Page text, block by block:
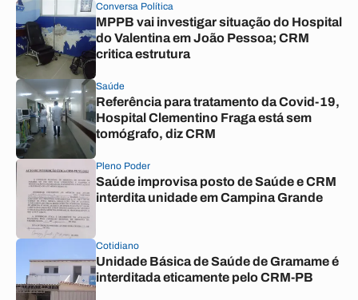
Conversa Política
MPPB vai investigar situação do Hospital
do Valentina em João Pessoa; CRM
critica estrutura
Saúde
Referência para tratamento da Covid-19,
Hospital Clementino Fraga está sem
tomógrafo, diz CRM
Pleno Poder
Saúde improvisa posto de Saúde e CRM
interdita unidade em Campina Grande
Cotidiano
Unidade Básica de Saúde de Gramame é
interditada eticamente pelo CRM-PB